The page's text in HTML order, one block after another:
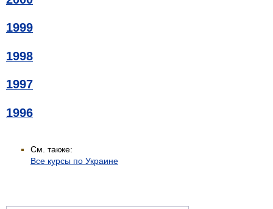
1999
1998
1997
1996
См. также:
Все курсы по Украине